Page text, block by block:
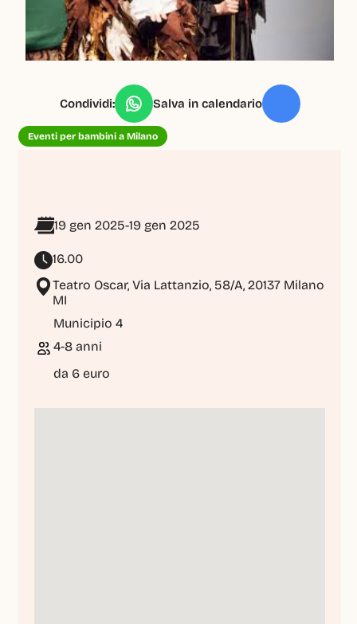
Condividi: Salva in calendario
Eventi per bambini a Milano
19 gen 2025-19 gen 2025
16.00
Teatro Oscar, Via Lattanzio, 58/A, 20137 Milano
MI
Municipio 4
4-8 anni
da 6 euro